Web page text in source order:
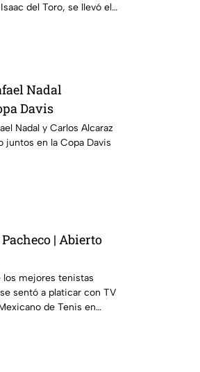
del Toro, se llevó el
Nadal
Davis
Nadal y Carlos Alcaraz
juntos en la Copa Davis
| Abierto
los mejores tenistas
sentó a platicar con TV
de Tenis en